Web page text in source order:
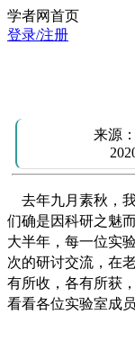
学者网首页
登录/注册
来源：
去年九月素秋，
们确是因科研之魅
大半年，每一位实
次的研讨交流，在
有所收，各有所获
看看各位实验室成